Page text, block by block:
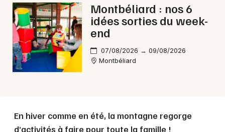
25 - Doubs
Mon email
Montbéliard : nos 6
idées sorties du week-
end
07/08/2026 → 09/08/2026
Montbéliard
En hiver comme en été, la montagne regorge
d’activités à faire pour toute la famille !